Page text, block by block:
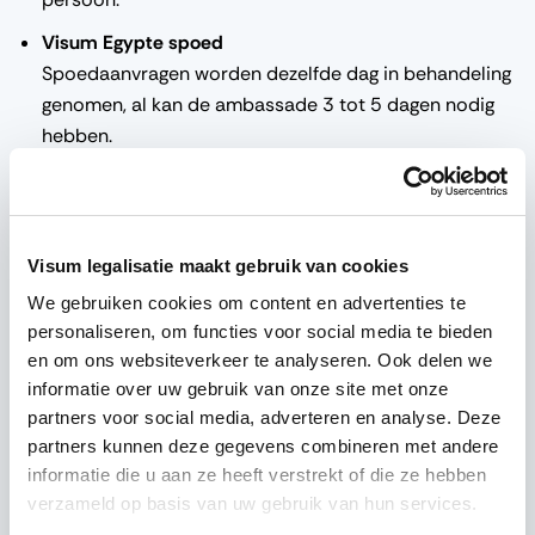
Visum legalisatie maakt gebruik van cookies
We gebruiken cookies om content en advertenties te
personaliseren, om functies voor social media te bieden
en om ons websiteverkeer te analyseren. Ook delen we
informatie over uw gebruik van onze site met onze
partners voor social media, adverteren en analyse. Deze
partners kunnen deze gegevens combineren met andere
informatie die u aan ze heeft verstrekt of die ze hebben
verzameld op basis van uw gebruik van hun services.
Visum Egypte spoed
Spoedaanvragen worden dezelfde dag in behandeling
genomen, al kan de ambassade 3 tot 5 dagen nodig
hebben.
De exacte verwerkingstijd verschilt per land. Soms is het
visum dezelfde dag nog klaar, in andere gevallen duurt
direct wat er mogelijk is op basis van jouw situatie.